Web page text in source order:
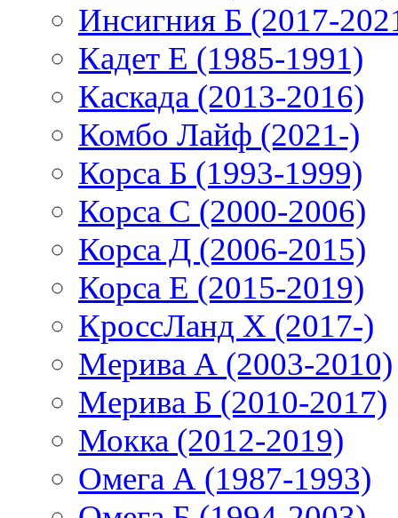
Инсигния Б (2017-
Кадет Е (1985-1991)
Каскада (2013-2016)
Комбо Лайф (2021-)
Корса Б (1993-1999)
Корса С (2000-2006)
Корса Д (2006-2015)
Корса E (2015-2019)
КроссЛанд X (2017-)
Мерива А (2003-2010)
Мерива Б (2010-2017)
Мокка (2012-2019)
Омега А (1987-1993)